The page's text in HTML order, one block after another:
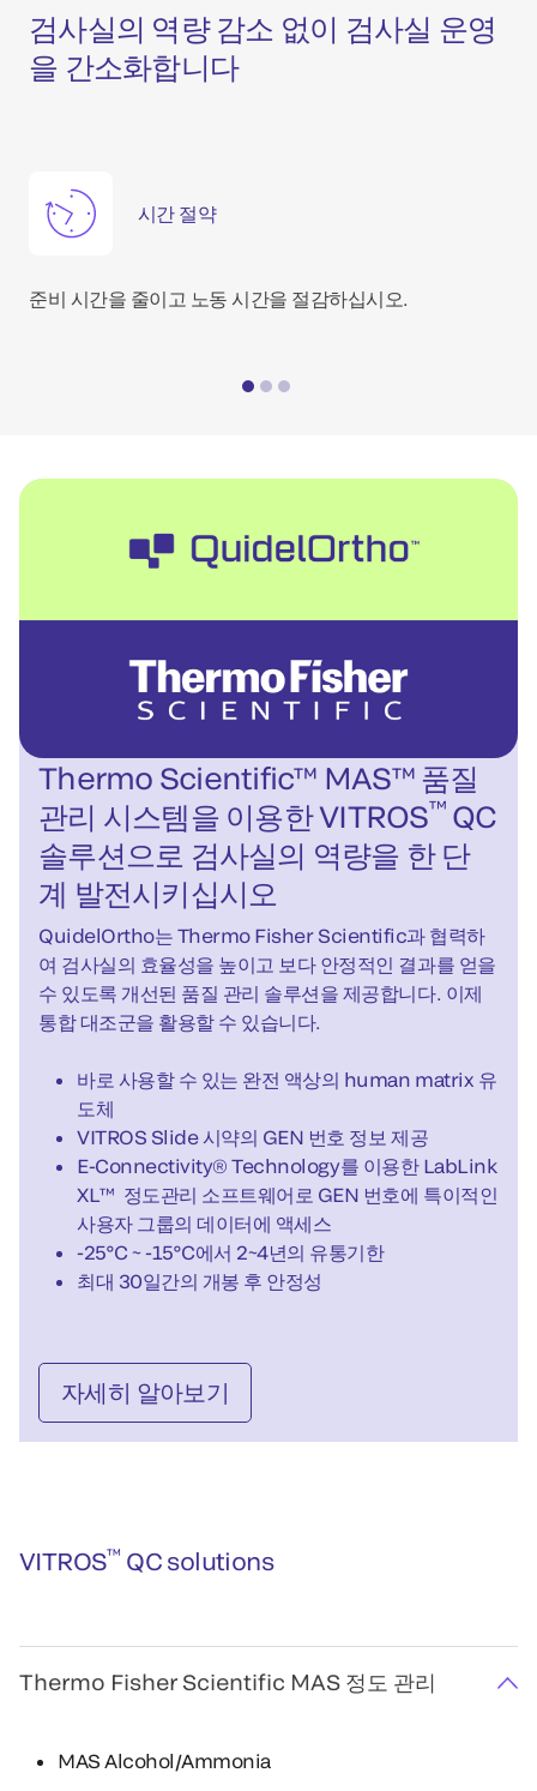
검사실의 역량 감소 없이 검사실 운영
을 간소화합니다
시간 절약
준비 시간을 줄이고 노동 시간을 절감하십시오.
Thermo Scientific™ MAS™ 품질
관리 시스템을 이용한 VITROS™QC
솔루션으로 검사실의 역량을 한 단
계 발전시키십시오
QuidelOrtho는 Thermo Fisher Scientific과 협력하
여 검사실의 효율성을 높이고 보다 안정적인 결과를 얻을
수 있도록 개선된 품질 관리 솔루션을 제공합니다. 이제
통합 대조군을 활용할 수 있습니다.
바로 사용할 수 있는 완전 액상의 human matrix 유
도체
VITROS Slide 시약의 GEN 번호 정보 제공
E-Connectivity® Technology를 이용한 LabLink
XL™ 정도관리 소프트웨어로 GEN 번호에 특이적인
사용자 그룹의 데이터에 액세스
-25°C ~ -15°C에서 2~4년의 유통기한
최대 30일간의 개봉 후 안정성
자세히 알아보기
VITROS™ QC solutions
Thermo Fisher Scientific MAS 정도 관리
MAS Alcohol/Ammonia